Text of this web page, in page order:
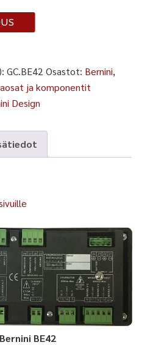
GC.BE42 Osastot: Bernini,
ja komponentit
Design
Bernini BE42